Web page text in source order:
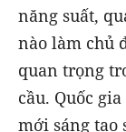
năng suất,
nào làm chủ
quan trọng
cầu. Quốc
mới sáng tạo